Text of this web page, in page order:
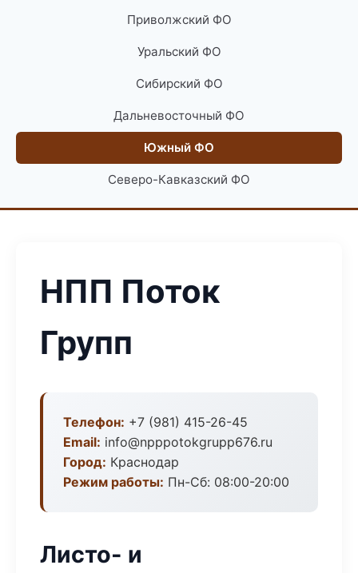
Приволжский ФО
Уральский ФО
Сибирский ФО
Дальневосточный ФО
Южный ФО
Северо-Кавказский ФО
НПП Поток
Групп
Телефон: +7 (981) 415-26-45
Email: info@npppotokgrupp676.ru
Город: Краснодар
Режим работы: Пн-Сб: 08:00-20:00
Листо- и